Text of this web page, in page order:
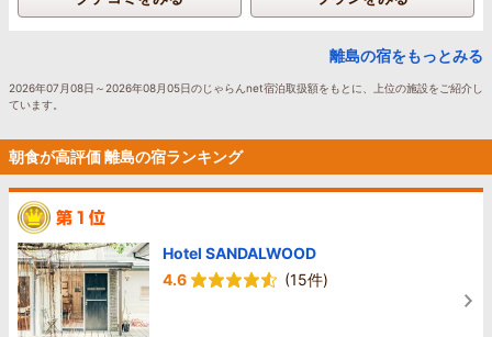
離島の宿をもっとみる
2026年07月08日～2026年08月05日のじゃらんnet宿泊取扱額をもとに、上位の施設をご紹介し
ています。
朝食が高評価 離島の宿ランキング
Hotel SANDALWOOD
4.6
(15件)